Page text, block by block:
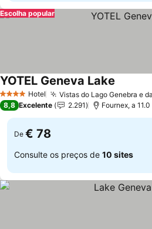
Escolha popular
4 EstrelasHotel Vistas do Lago Genebra e
YOTEL Geneva Lake
8,8 Excelente 2.291 Fournex, a
De € 78
Consulte os preços de 10 sites